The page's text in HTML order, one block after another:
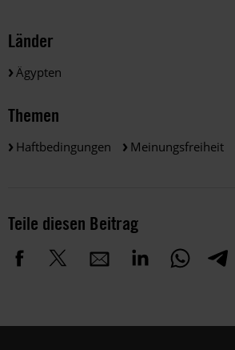
Länder
Ägypten
Themen
Haftbedingungen Meinungsfreiheit
Teile diesen Beitrag